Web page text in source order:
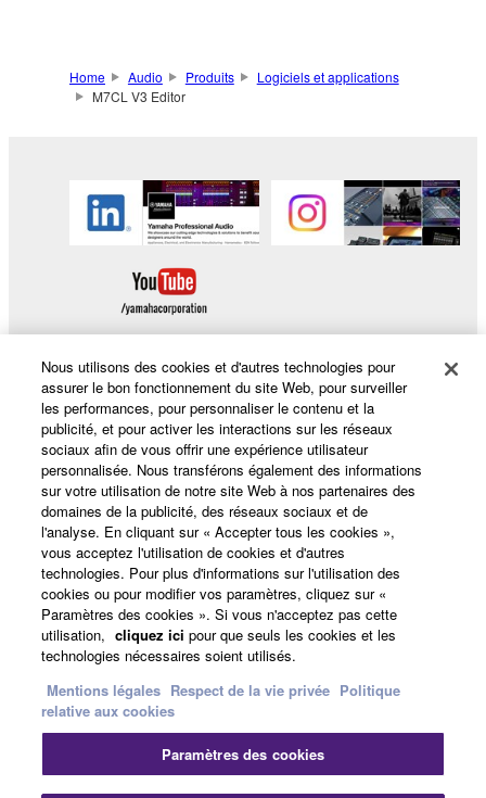
Home Audio Produits
Logiciels et applications
M7CL V3 Editor
Produits et solutions
Actualités
A propos de Yamaha
France - French
Grand Public
Nous contacterConditions d'utilisation
Nous utilisons des cookies et d'autres technologies pour
assurer le bon fonctionnement du site Web, pour surveiller
les performances, pour personnaliser le contenu et la
publicité, et pour activer les interactions sur les réseaux
sociaux afin de vous offrir une expérience utilisateur
personnalisée. Nous transférons également des informations
sur votre utilisation de notre site Web à nos partenaires des
domaines de la publicité, des réseaux sociaux et de
l'analyse. En cliquant sur « Accepter tous les cookies »,
vous acceptez l'utilisation de cookies et d'autres
technologies. Pour plus d'informations sur l'utilisation des
cookies ou pour modifier vos paramètres, cliquez sur «
Paramètres des cookies ». Si vous n'acceptez pas cette
utilisation, cliquez ici pour que seuls les cookies et les
technologies nécessaires soient utilisés.
Mentions légales Respect de la vie privée Politique
relative aux cookies
Paramètres des cookies